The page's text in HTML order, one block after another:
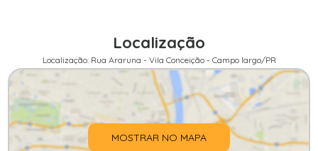
Localização
Localização: Rua Araruna - Vila Conceição - Campo largo/PR
MOSTRAR NO MAPA